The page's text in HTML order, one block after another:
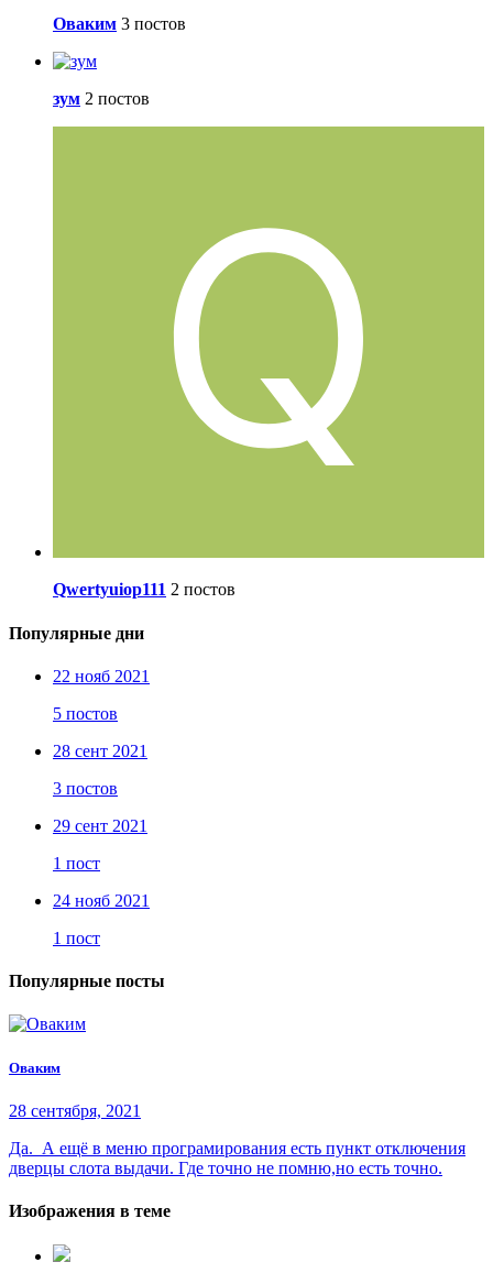
Оваким 3 постов
зум 2 постов
Qwertyuiop111 2 постов
Популярные дни
22 нояб 2021
5 постов
28 сент 2021
3 постов
29 сент 2021
1 пост
24 нояб 2021
1 пост
Популярные посты
Оваким
28 сентября, 2021
Да. А ещё в меню програмирования есть пункт отключения
дверцы слота выдачи. Где точно не помню,но есть точно.
Изображения в теме